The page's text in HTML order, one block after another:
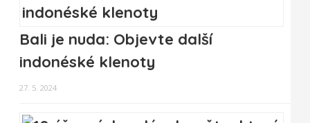
Bali je nuda: Objevte další
indonéské klenoty
27. 5. 2024